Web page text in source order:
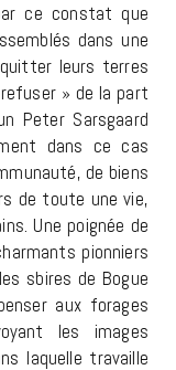
ce constat que
dans une
leurs terres
» de la part
Peter Sarsgaard
dans ce cas
de biens
de toute une vie,
Une poignée de
pionniers
sbires de Bogue
aux forages
les images
laquelle travaille